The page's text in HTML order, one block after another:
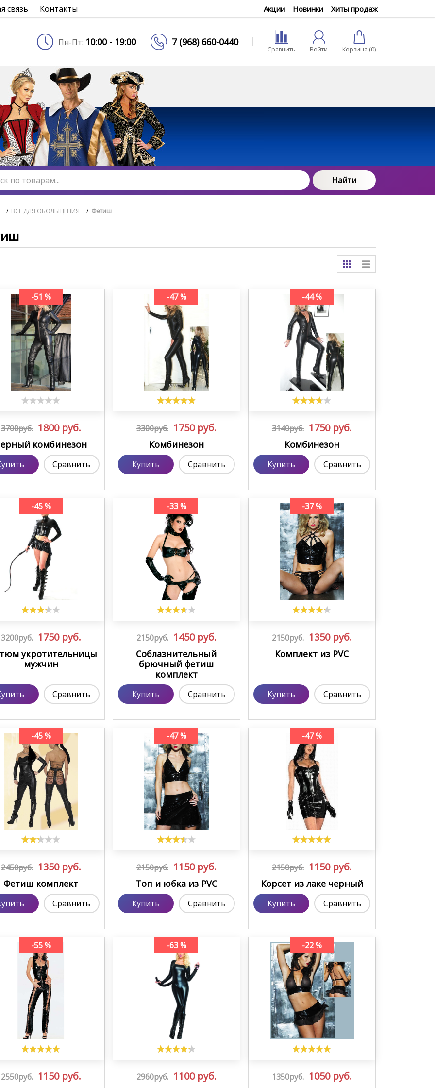
связь Контакты Акции Новинки Хиты продаж
Пн-Пт: 10:00 - 19:00 7 (968) 660-0440
Сравнить Войти Корзина (0)
Найти
/ ВСЕ ДЛЯ ОБОЛЬЩЕНИЯ / Фетиш
-51 %
3700руб. 1800 руб.
комбинезон
Сравнить
-47 %
3300руб. 1750 руб.
Комбинезон
Купить Сравнить
-44 %
3140руб. 1750 руб.
Комбинезон
Купить Сравнить
-45 %
3200руб. 1750 руб.
укротительницы
мужчин
Сравнить
-33 %
2150руб. 1450 руб.
Соблазнительный
брючный фетиш
комплект
Купить Сравнить
-37 %
2150руб. 1350 руб.
Комплект из PVC
Купить Сравнить
-45 %
2450руб. 1350 руб.
Фетиш комплект
Сравнить
-47 %
2150руб. 1150 руб.
Топ и юбка из PVC
Купить Сравнить
-47 %
2150руб. 1150 руб.
Корсет из лаке черный
Купить Сравнить
-55 %
2550руб. 1150 руб.
-63 %
2960руб. 1100 руб.
-22 %
1350руб. 1050 руб.